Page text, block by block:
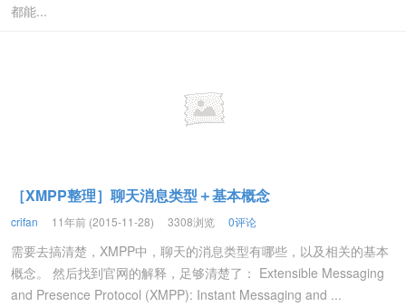
都能...
［XMPP整理］聊天消息类型＋基本概念
crifan 11年前 (2015-11-28) 3308浏览 0评论
需要去搞清楚，XMPP中，聊天的消息类型有哪些，以及相关的基本
概念。 然后找到官网的解释，足够清楚了： Extensible Messaging
and Presence Protocol (XMPP): Instant Messaging and ...